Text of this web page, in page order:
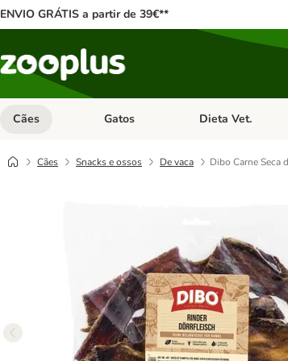
ENVIO GRÁTIS a partir de 39€**
Cães Abrir menu de categoria: Cães
Gatos Abrir menu de
Dieta Vet.
Cães Snacks e ossos De vaca Dibo Carne Seca